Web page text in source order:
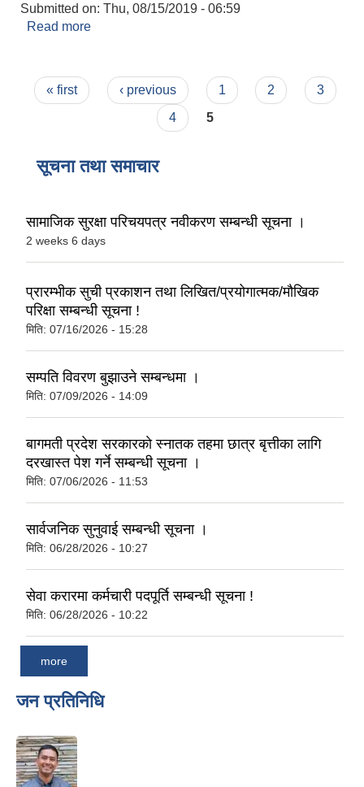
Submitted on: Thu, 08/15/2019 - 06:59
Read more
Pages
« first ‹ previous 1 2
3
4
5
सूचना तथा समाचार
सामाजिक सुरक्षा परिचयपत्र नवीकरण सम्बन्धी सूचना ।
2 weeks 6 days
प्रारम्भीक सुची प्रकाशन तथा लिखित/प्रयोगात्मक/मौखिक
परिक्षा सम्बन्धी सूचना !
मिति: 07/16/2026 - 15:28
सम्पति विवरण बुझाउने सम्बन्धमा ।
मिति: 07/09/2026 - 14:09
बागमती प्रदेश सरकारकाे स्नातक तहमा छात्र बृत्तीका लागि
दरखास्त पेश गर्ने सम्बन्धी सूचना ।
मिति: 07/06/2026 - 11:53
सार्वजनिक सुनुवाई सम्बन्धी सूचना ।
मिति: 06/28/2026 - 10:27
सेवा करारमा कर्मचारी पदपूर्ति सम्बन्धी सूचना !
मिति: 06/28/2026 - 10:22
more
जन प्रतिनिधि